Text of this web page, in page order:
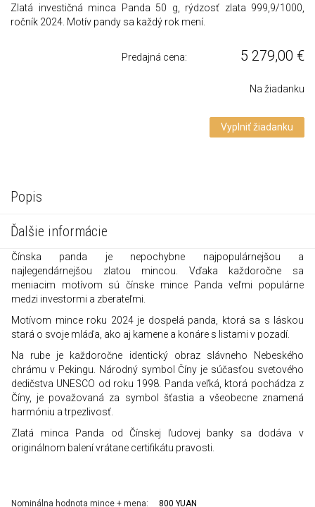
Zlatá investičná minca Panda 50 g, rýdzosť zlata 999,9/1000,
ročník 2024. Motív pandy sa každý rok mení.
Predajná cena: 5 279,00 €
Na žiadanku
Vyplniť žiadanku
Popis
Ďalšie informácie
Čínska panda je nepochybne najpopulárnejšou a
najlegendárnejšou zlatou mincou. Vďaka každoročne sa
meniacim motívom sú čínske mince Panda veľmi populárne
medzi investormi a zberateľmi.
Motívom mince roku 2024 je dospelá panda, ktorá sa s láskou
stará o svoje mláďa, ako aj kamene a konáre s listami v pozadí.
Na rube je každoročne identický obraz slávneho Nebeského
chrámu v Pekingu. Národný symbol Číny je súčasťou svetového
dedičstva UNESCO od roku 1998. Panda veľká, ktorá pochádza z
Číny, je považovaná za symbol šťastia a všeobecne znamená
harmóniu a trpezlivosť.
Zlatá minca Panda od Čínskej ľudovej banky sa dodáva v
originálnom balení vrátane certifikátu pravosti.
Nominálna hodnota mince + mena: 800 YUAN